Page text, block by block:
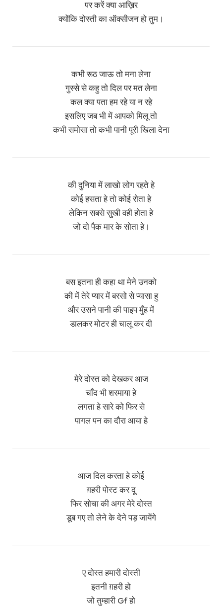
पर करें क्या आख़िर
क्योंकि दोस्ती का ऑक्सीजन हो तुम।
कभी रूठ जाऊ तो मना लेना
गुस्से से कहु तो दिल पर मत लेना
कल क्या पता हम रहे या न रहे
इसलिए जब भी में आपको मिलू तो
कभी समोसा तो कभी पानी पूरी खिला देना
की दुनिया में लाखो लोग रहते हे
कोई हसता हे तो कोई रोता हे
लेकिन सबसे सुखी वही होता हे
जो दो पैक मार के सोता हे।
बस इतना ही कहा था मेने उनको
की में तेरे प्यार में बरसो से प्यासा हु
और उसने पानी की पाइप मुँह में
डालकर मोटर ही चालू कर दी
मेरे दोस्त को देखकर आज
चाँद भी शरमाया हे
लगता हे सारे को फिर से
पागल पन का दौरा आया हे
आज दिल करता हे कोई
ग़हरी पोस्ट कर दू
फिर सोचा की अगर मेरे दोस्त
डूब गए तो लेने के देने पड़ जायेंगे
ए दोस्त हमारी दोस्ती
इतनी ग़हरी हो
जो तुम्हारी Gf हो